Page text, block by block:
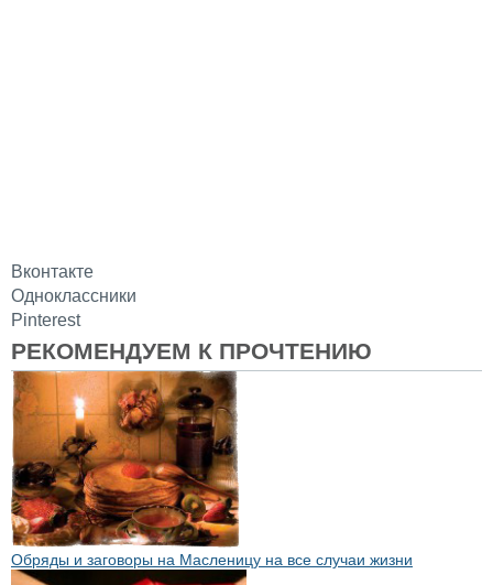
Вконтакте
Одноклассники
Pinterest
РЕКОМЕНДУЕМ К ПРОЧТЕНИЮ
Обряды и заговоры на Масленицу на все случаи жизни